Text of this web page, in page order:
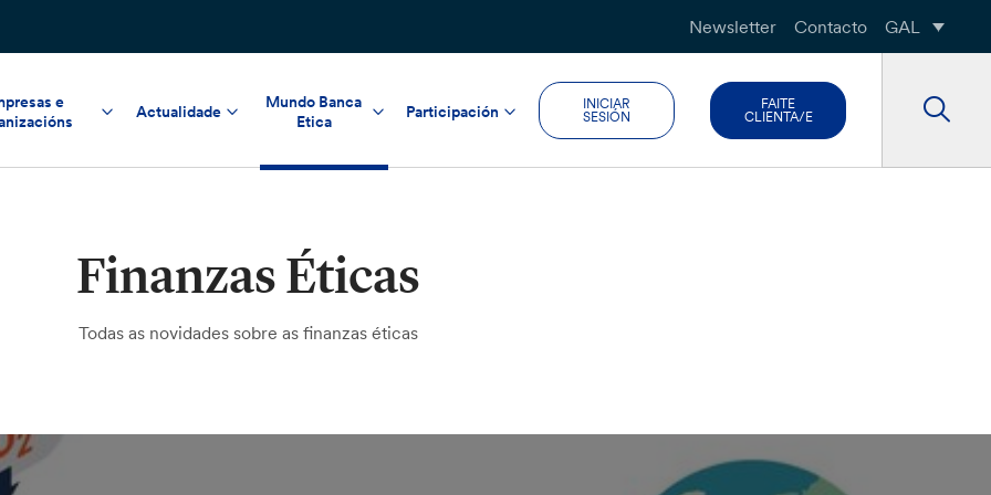
Newsletter Contacto GAL
e
Actualidade
Mundo Banca
Etica
Participación
INICIAR
SESIÓN
FAITE
CLIENTA/E
Finanzas Éticas
Todas as novidades sobre as finanzas éticas